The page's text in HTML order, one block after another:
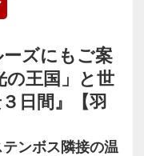
ーズにもご案
の王国」と世
日間』【羽
テンボス隣接の温